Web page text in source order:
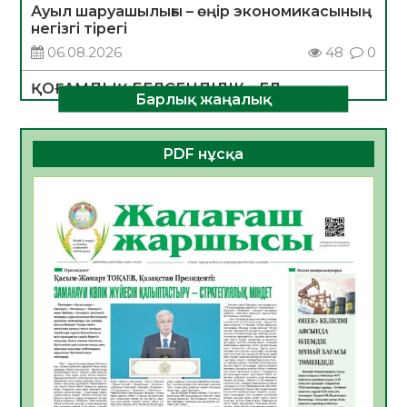
Ауыл шаруашылығы – өңір экономикасының
негізгі тірегі
06.08.2026
48 0
ҚОҒАМДЫҚ БЕЛСЕНДІЛІК – ЕЛ
ДАМУЫНЫҢ НЕГІЗІ
06.08.2026
46 0
ҚҰРЫЛТАЙ САЙЛАУЫ – БОЛАШАҚҚА
06.08.2026
Инфекциялық ауруларға қарсы иммундау
жұмыстарының тиімділігі
06.08.2026
50
Көкжөтел ауруы туралы
06.08.2026
47
АПВ вакцинасы туралы мәлімет
Барлық жаңалық
PDF нұсқа